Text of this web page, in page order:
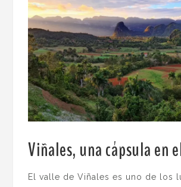
Viñales, una cápsula en
El valle de Viñales es uno de los